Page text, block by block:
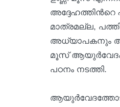
മാത്രമല്ല,
അധ്യാപകനും
മൂസ് ആയുർവേദം
പഠനം നടത്തി.